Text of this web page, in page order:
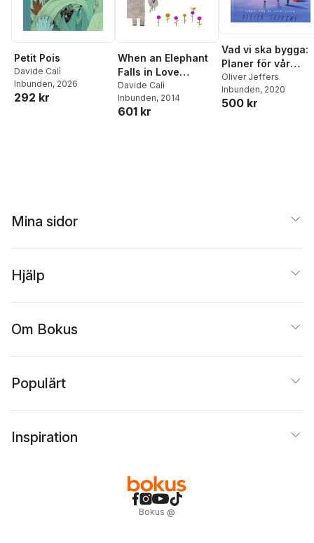
Petit Pois
Davide Calì
Inbunden, 2026
292 kr
When an Elephant
Falls in Love
(Italienska)
Davide Calì
Inbunden, 2014
601 kr
Vad vi ska bygga:
Planer för vår
framtid
(Portugisiska)
Oliver Jeffers
Inbunden, 2020
500 kr
Mina sidor
Hjälp
Om Bokus
Populärt
Inspiration
Bokus @